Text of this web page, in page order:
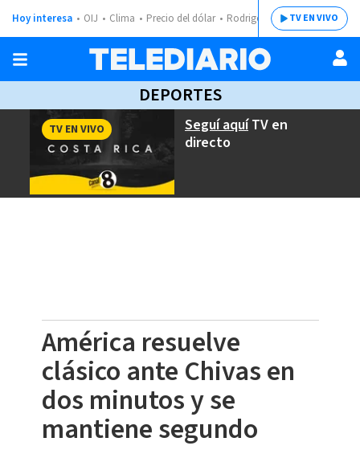
Hoy interesa OIJ Clima Precio del dólar Rodrigo ChavesTV EN VIVO
DEPORTES
Seguí aquíTV en
directo
TV EN VIVO
América resuelve
clásico ante Chivas en
dos minutos y se
mantiene segundo